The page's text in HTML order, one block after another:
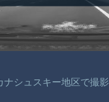
シュスキー地区で撮